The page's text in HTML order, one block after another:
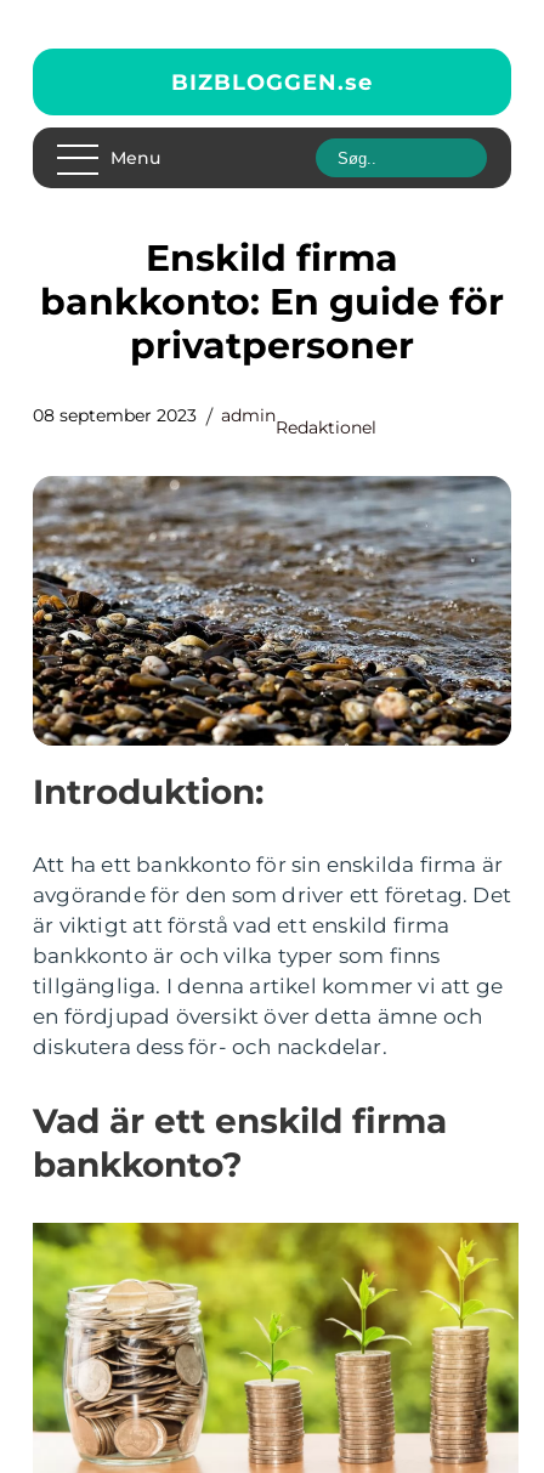
BIZBLOGGEN.se
Menu
Enskild firma
bankkonto: En guide för
privatpersoner
08 september 2023 admin
Redaktionel
Introduktion:
Att ha ett bankkonto för sin enskilda firma är
avgörande för den som driver ett företag. Det
är viktigt att förstå vad ett enskild firma
bankkonto är och vilka typer som finns
tillgängliga. I denna artikel kommer vi att ge
en fördjupad översikt över detta ämne och
diskutera dess för- och nackdelar.
Vad är ett enskild firma
bankkonto?